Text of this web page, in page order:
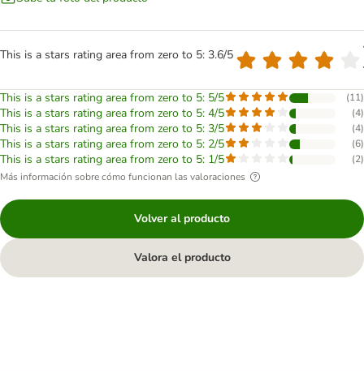
This is a stars rating area from zero to 5: 3.6/5
This is a stars rating area from zero to 5: 5/5 (11)
This is a stars rating area from zero to 5: 4/5 (4)
This is a stars rating area from zero to 5: 3/5 (4)
This is a stars rating area from zero to 5: 2/5 (6)
This is a stars rating area from zero to 5: 1/5 (2)
Más información sobre cómo funcionan las valoraciones
Volver al producto
Valora el producto